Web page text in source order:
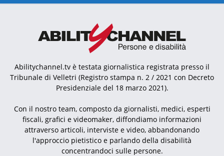
Abilitychannel.tv è testata giornalistica registrata presso il
Tribunale di Velletri (Registro stampa n. 2 / 2021 con Decreto
Presidenziale del 18 marzo 2021).
Con il nostro team, composto da giornalisti, medici, esperti
fiscali, grafici e videomaker, diffondiamo informazioni
attraverso articoli, interviste e video, abbandonando
l'approccio pietistico e parlando della disabilità
concentrandoci sulle persone.